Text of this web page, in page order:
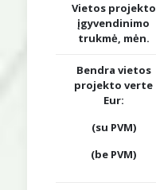
Vietos projekto
įgyvendinimo
trukmė, mėn.
Bendra vietos
projekto verte
Eur:
(su PVM)
(be PVM)